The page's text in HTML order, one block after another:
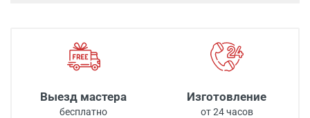
Выезд мастера
бесплатно
Изготовление
от 24 часов